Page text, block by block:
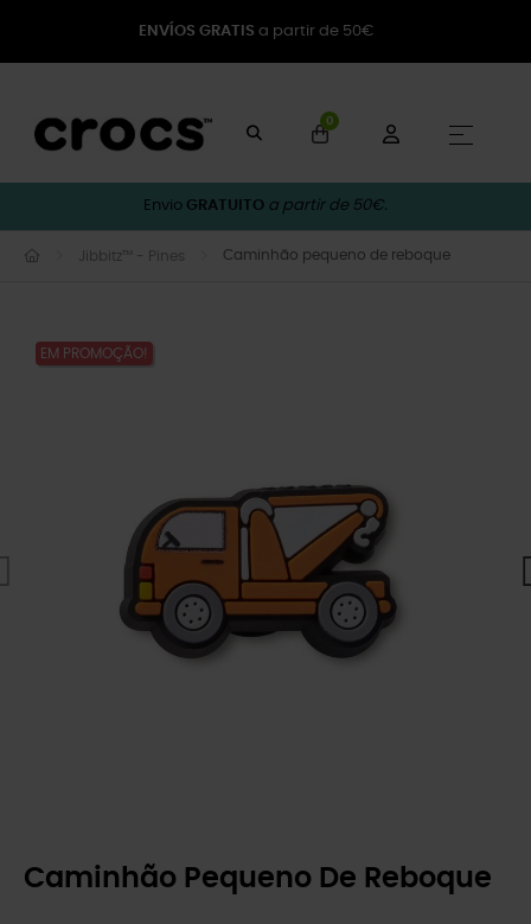
ENVÍOS GRATIS a partir de 50€
0
☰
Envio GRATUITO a partir de 50€.
Jibbitz™ - Pines Caminhão pequeno de reboque
EM PROMOÇÃO!
Caminhão Pequeno De Reboque